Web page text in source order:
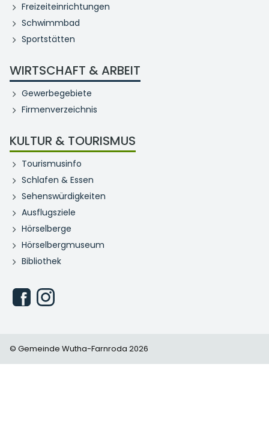
Freizeiteinrichtungen
Schwimmbad
Sportstätten
WIRTSCHAFT & ARBEIT
Gewerbegebiete
Firmenverzeichnis
KULTUR & TOURISMUS
Tourismusinfo
Schlafen & Essen
Sehenswürdigkeiten
Ausflugsziele
Hörselberge
Hörselbergmuseum
Bibliothek
© Gemeinde Wutha-Farnroda 2026